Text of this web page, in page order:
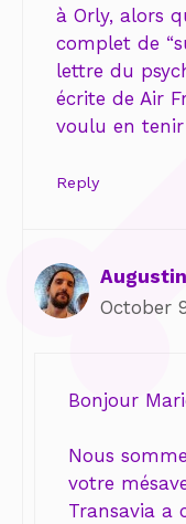
à Orly, alors
complet de
lettre du
écrite de Air
voulu en
Reply
Augustin
October
Bonjour
Nous
votre
Transavia a